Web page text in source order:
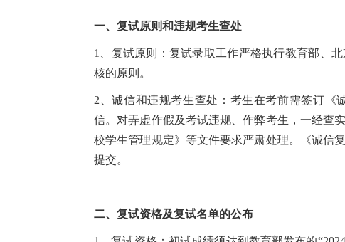
一、复试原则和违规考生查处
1、复试原则：复试录取工作严格执行教育部、
核的原则。
2、诚信和违规考生查处：考生在考前需签订《
信。对弄虚作假及考试违规、作弊考生，一经查
校学生管理规定》等文件要求严肃处理。《诚信
提交。
二、复试资格及复试名单的公布